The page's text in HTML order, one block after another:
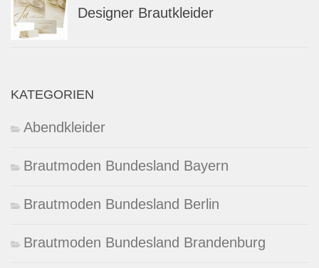
Designer Brautkleider
KATEGORIEN
Abendkleider
Brautmoden Bundesland Bayern
Brautmoden Bundesland Berlin
Brautmoden Bundesland Brandenburg